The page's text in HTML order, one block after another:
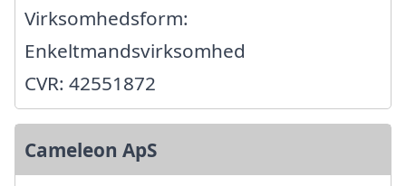
Virksomhedsform:
Enkeltmandsvirksomhed
CVR: 42551872
Cameleon ApS